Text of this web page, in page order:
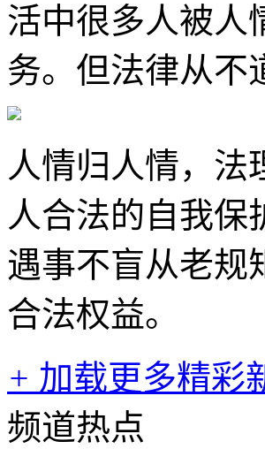
活中很多人被人
务。但法律从不
人情归人情，法
人合法的自我保
遇事不盲从老规
合法权益。
+ 加载更多精彩
频道热点